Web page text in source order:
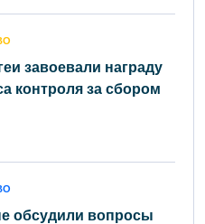
завоевали награду
контроля за сбором
обсудили вопросы